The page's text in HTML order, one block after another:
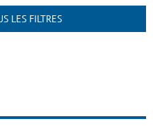
LES FILTRES